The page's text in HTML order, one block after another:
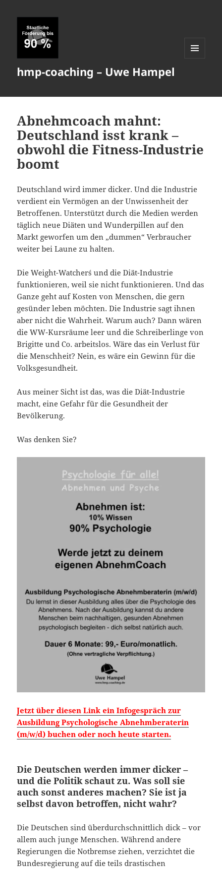
hmp-coaching – Uwe Hampel
Abnehmcoach mahnt:
Deutschland isst krank –
obwohl die Fitness-Industrie
boomt
Deutschland wird immer dicker. Und die Industrie
verdient ein Vermögen an der Unwissenheit der
Betroffenen. Unterstützt durch die Medien werden
täglich neue Diäten und Wunderpillen auf den
Markt geworfen um den „dummen“ Verbraucher
weiter bei Laune zu halten.
Die Weight-Watcher´s und die Diät-Industrie
funktionieren, weil sie nicht funktionieren. Und das
Ganze geht auf Kosten von Menschen, die gern
gesünder leben möchten. Die Industrie sagt ihnen
aber nicht die Wahrheit. Warum auch? Dann wären
die WW-Kursräume leer und die Schreiberlinge von
Brigitte und Co. arbeitslos. Wäre das ein Verlust für
die Menschheit? Nein, es wäre ein Gewinn für die
Volksgesundheit.
Aus meiner Sicht ist das, was die Diät-Industrie
macht, eine Gefahr für die Gesundheit der
Bevölkerung.
Was denken Sie?
Jetzt über diesen Link ein Infogespräch zur
Ausbildung Psychologische Abnehmberaterin
(m/w/d) buchen oder noch heute starten.
Die Deutschen werden immer dicker –
und die Politik schaut zu. Was soll sie
auch sonst anderes machen? Sie ist ja
selbst davon betroffen, nicht wahr?
Die Deutschen sind überdurchschnittlich dick – vor
allem auch junge Menschen. Während andere
Regierungen die Notbremse ziehen, verzichtet die
Bundesregierung auf die teils drastischen